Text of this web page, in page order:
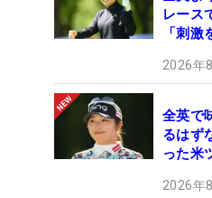
レース
「刺激
2026年
全英で
るはず
った米
2026年